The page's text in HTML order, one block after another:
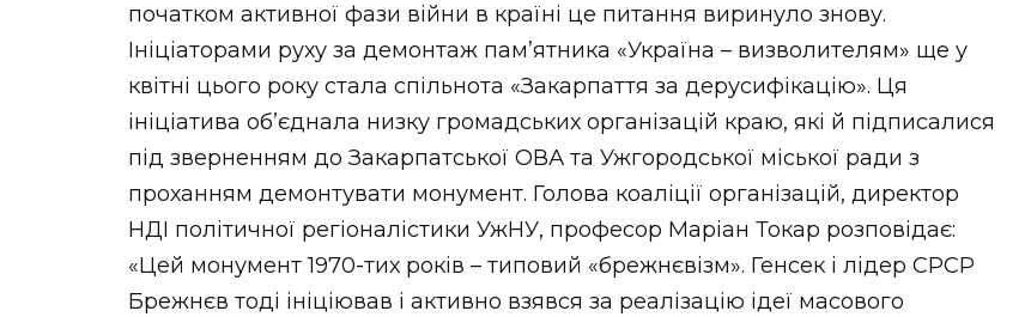
початком активної фази війни в країні це питання виринуло знову.
Ініціаторами руху за демонтаж пам’ятника «Україна – визволителям» ще у
квітні цього року стала спільнота «Закарпаття за дерусифікацію». Ця
ініціатива об’єднала низку громадських організацій краю, які й підписалися
під зверненням до Закарпатської ОВА та Ужгородської міської ради з
проханням демонтувати монумент. Голова коаліції організацій, директор
НДІ політичної регіоналістики УжНУ, професор Маріан Токар розповідає:
«Цей монумент 1970-тих років – типовий «брежнєвізм». Генсек і лідер СРСР
Брежнєв тоді ініціював і активно взявся за реалізацію ідеї масового